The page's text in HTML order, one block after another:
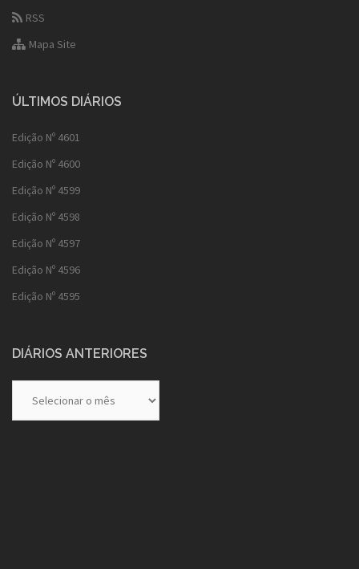
RSS
Mapa Site
ÚLTIMOS DIÁRIOS
Edição Nº 4601
Edição Nº 4600
Edição Nº 4599
Edição Nº 4598
Edição Nº 4597
Edição Nº 4596
Edição Nº 4595
DIÁRIOS ANTERIORES
Anteriores